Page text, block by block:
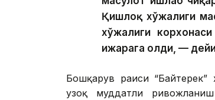
Қишлоқ хўжалиги
хўжалиги
ижарага олди, —
Бошқарув раиси “Байтерек”
узоқ муддатли ривожланиш